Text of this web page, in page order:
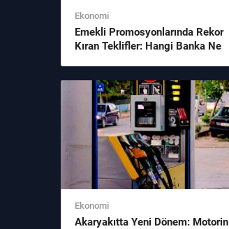
Ekonomi
Emekli Promosyonlarında Rekor
Kıran Teklifler: Hangi Banka Ne
Ekonomi
Akaryakıtta Yeni Dönem: Motorin